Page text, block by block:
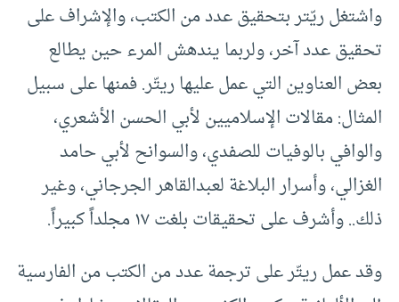
واشتغل ريّتر بتحقيق عدد من الكتب، والإشراف على
تحقيق عدد آخر، ولربما يندهش المرء حين يطالع
بعض العناوين التي عمل عليها ريتّر. فمنها على سبيل
المثال: مقالات الإسلاميين لأبي الحسن الأشعري،
والوافي بالوفيات للصفدي، والسوانح لأبي حامد
الغزالي، وأسرار البلاغة لعبدالقاهر الجرجاني، وغير
ذلك.. وأشرف على تحقيقات بلغت ١٧ مجلداً كبيراً.
وقد عمل ريتّر على ترجمة عدد من الكتب من الفارسية